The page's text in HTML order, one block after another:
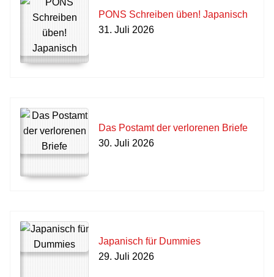
PONS Schreiben üben! Japanisch
31. Juli 2026
Das Postamt der verlorenen Briefe
30. Juli 2026
Japanisch für Dummies
29. Juli 2026